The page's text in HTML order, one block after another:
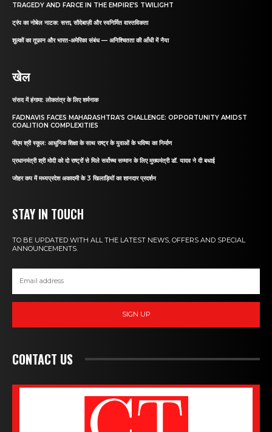
TRAGEDY AND FARCE IN THE EMPIRE’S TWILIGHT
ट्रंप का नोबेल नाटक: सत्ता, सौदेबाज़ी और स्वनिर्मित वास्तविकता
शुल्कों का तूफ़ान और भारत-अमेरिका संबंध — अनिश्चितता की आँधी में नैया
खेल
संसद में हंगामा: लोकतंत्र के लिए शर्मनाक
FADNAVIS FACES MAHARASHTRA’S CHALLENGE: OPPORTUNITY AMIDST
COALITION COMPLEXITIES
पीएम श्री स्कूल: आधुनिक शिक्षा के साथ राष्ट्र के युवाओं के भविष्य का निर्माण
प्रधानमंत्री श्री मोदी को दो राष्ट्रों से मिले सर्वोच्च सम्मान के लिए मुख्यमंत्री डॉ. यादव ने दी बधाई
जोहर कप में मध्यप्रदेश अकादमी के 3 खिलाड़ियों का शानदार प्रदर्शन
STAY IN TOUCH
TO BE UPDATED WITH ALL THE LATEST NEWS, OFFERS AND SPECIAL
ANNOUNCEMENTS.
SIGN UP
CONTACT US